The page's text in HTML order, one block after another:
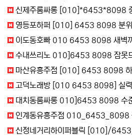
신제주룸싸롱 [010]*6453*8098 중독되는 용담이
영등포하퍼 [010] 6453 8098 분위기갑 신풍역하
이도동호빠 010 6453 8098 새벽까지 일도일동여성노래빠 용담일동
수내쓰리노 010]6453 8098 잠못드는 수내북창동
마산유흥주점 [010] 6453 8098 하드코어 마산유흥
고덕노래방 [010 6453 8098] 실력파 고덕가요장
대치동룸싸롱 010]6453 8098 수준급 대치동풀싸
인계동유흥주점 010_6453_8098 잠못드는 아주대하퍼 수원시청역
신정네거리하이퍼블릭 [010]/6453/8098 화끈한 신정네거리하이퍼